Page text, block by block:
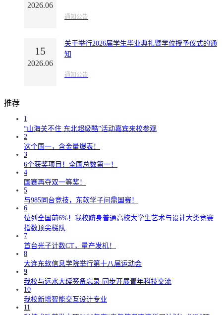
2026.06
通知公告
15
2026.06
关于举行2026届学生毕业典礼暨学位授予仪式的通
知
通知公告
推荐
1
“山海关不住 东北超级酷”活动嘉宾来校参观
2
这个国一，含金量爆表！
3
6个获奖项目！全国总数第一！
4
国赛再夺双一等奖！
5
与985同台竞技，东软学子问鼎国赛！
6
位列全国前6%！我校跻身普通高校大学生艺术与设计大类竞赛
指数顶尖梯队
7
首台光子计数CT，量产发机！
8
大连东软信息学院举行第十八届运动会
9
我校与远水大续签备忘录 同步开展青年科技交流
10
我校新增智能交互设计专业
11